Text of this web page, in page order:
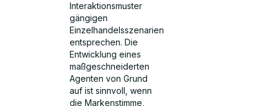
Interaktionsmuster
gängigen
Einzelhandelsszenarien
entsprechen. Die
Entwicklung eines
maßgeschneiderten
Agenten von Grund
auf ist sinnvoll, wenn
die Markenstimme,